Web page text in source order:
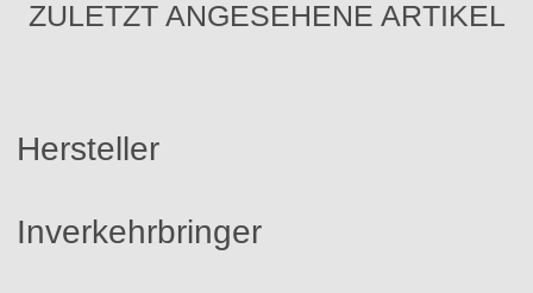
ZULETZT ANGESEHENE ARTIKEL
Hersteller
Inverkehrbringer